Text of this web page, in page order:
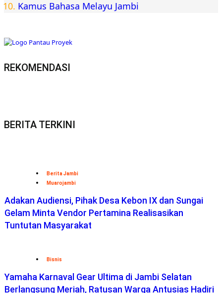
Kamus Bahasa Melayu Jambi
REKOMENDASI
BERITA TERKINI
Berita Jambi
Muarojambi
Adakan Audiensi, Pihak Desa Kebon IX dan Sungai
Gelam Minta Vendor Pertamina Realisasikan
Tuntutan Masyarakat
Bisnis
Yamaha Karnaval Gear Ultima di Jambi Selatan
Berlangsung Meriah, Ratusan Warga Antusias Hadiri